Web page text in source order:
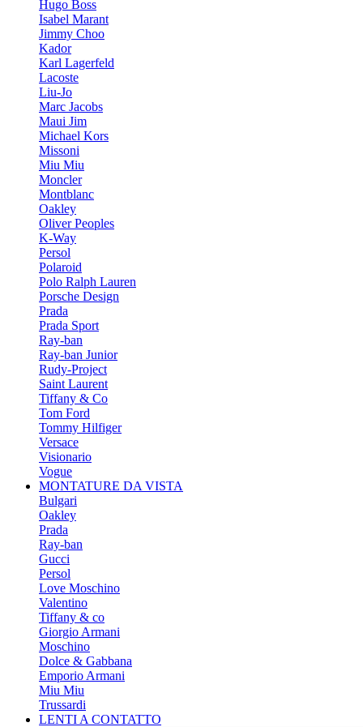
Hugo Boss
Isabel Marant
Jimmy Choo
Kador
Karl Lagerfeld
Lacoste
Liu-Jo
Marc Jacobs
Maui Jim
Michael Kors
Missoni
Miu Miu
Moncler
Montblanc
Oakley
Oliver Peoples
K-Way
Persol
Polaroid
Polo Ralph Lauren
Porsche Design
Prada
Prada Sport
Ray-ban
Ray-ban Junior
Rudy-Project
Saint Laurent
Tiffany & Co
Tom Ford
Tommy Hilfiger
Versace
Visionario
Vogue
MONTATURE DA VISTA
Bulgari
Oakley
Prada
Ray-ban
Gucci
Persol
Love Moschino
Valentino
Tiffany & co
Giorgio Armani
Moschino
Dolce & Gabbana
Emporio Armani
Miu Miu
Trussardi
LENTI A CONTATTO